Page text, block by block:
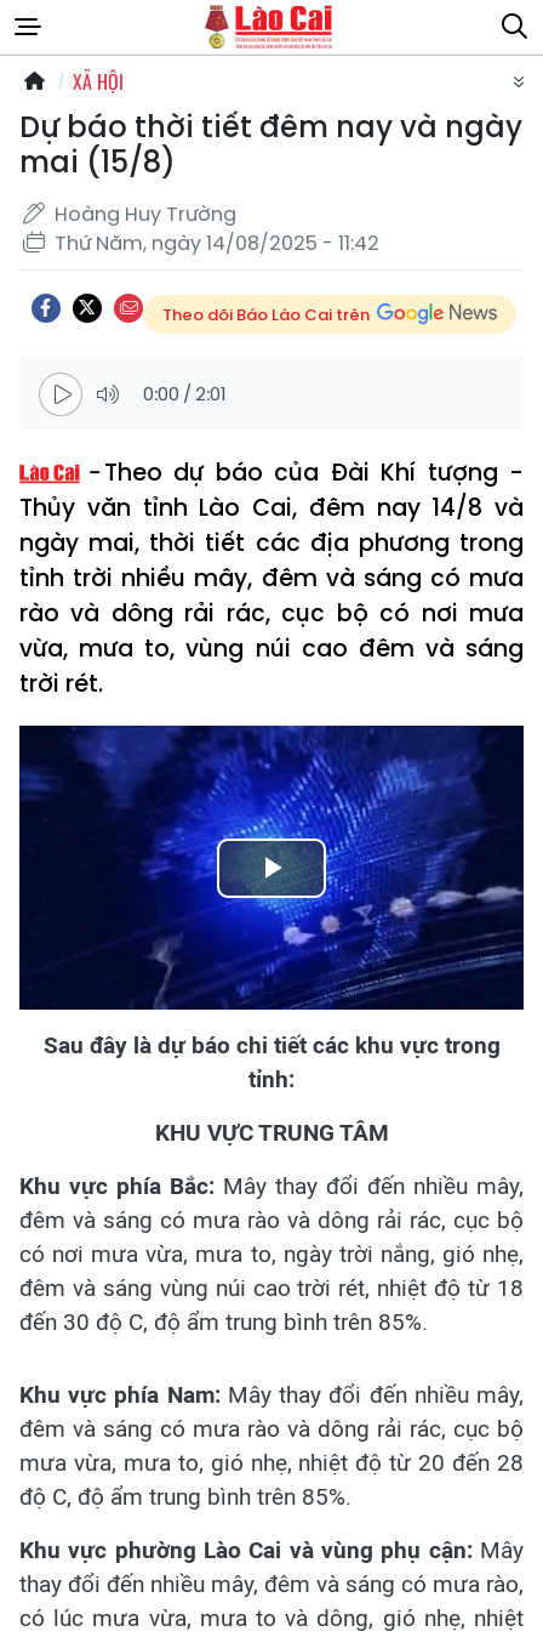
XÃ HỘI
Dự báo thời tiết đêm nay và ngày
mai (15/8)
Hoàng Huy Trường
Thứ Năm, ngày 14/08/2025 - 11:42
Theo dõi Báo Lào Cai trên
0:00 / 2:01
Theo dự báo của Đài Khí tượng -
Thủy văn tỉnh Lào Cai, đêm nay 14/8 và
ngày mai, thời tiết các địa phương trong
tỉnh trời nhiều mây, đêm và sáng có mưa
rào và dông rải rác, cục bộ có nơi mưa
vừa, mưa to, vùng núi cao đêm và sáng
trời rét.
Play
Video
Sau đây là dự báo chi tiết các khu vực trong
tỉnh:
KHU VỰC TRUNG TÂM
Khu vực phía Bắc: Mây thay đổi đến nhiều mây,
đêm và sáng có mưa rào và dông rải rác, cục bộ
có nơi mưa vừa, mưa to, ngày trời nắng, gió nhẹ,
đêm và sáng vùng núi cao trời rét, nhiệt độ từ 18
đến 30 độ C, độ ẩm trung bình trên 85%.
Khu vực phía Nam: Mây thay đổi đến nhiều mây,
đêm và sáng có mưa rào và dông rải rác, cục bộ
mưa vừa, mưa to, gió nhẹ, nhiệt độ từ 20 đến 28
độ C, độ ẩm trung bình trên 85%.
Khu vực phường Lào Cai và vùng phụ cận: Mây
thay đổi đến nhiều mây, đêm và sáng có mưa rào,
có lúc mưa vừa, mưa to và dông, gió nhẹ, nhiệt